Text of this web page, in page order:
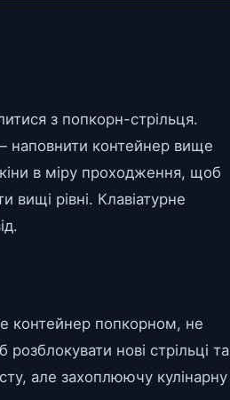
з попкорн-стрільця.
наповнити контейнер вище
в міру проходження, щоб
вищі рівні. Клавіатурне
контейнер попкорном, не
нові стрільці та
але захоплюючу кулінарну